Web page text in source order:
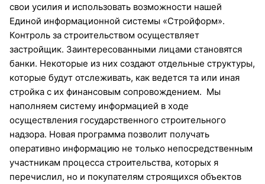
свои усилия и использовать возможности нашей
Единой информационной системы «Стройформ».
Контроль за строительством осуществляет
застройщик. Заинтересованными лицами становятся
банки. Некоторые из них создают отдельные структуры,
которые будут отслеживать, как ведется та или иная
стройка с их финансовым сопровождением. Мы
наполняем систему информацией в ходе
осуществления государственного строительного
надзора. Новая программа позволит получать
оперативно информацию не только непосредственным
участникам процесса строительства, которых я
перечислил, но и покупателям строящихся объектов